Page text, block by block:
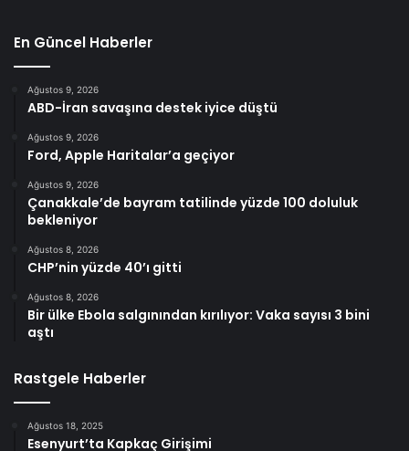
En Güncel Haberler
Ağustos 9, 2026
ABD-İran savaşına destek iyice düştü
Ağustos 9, 2026
Ford, Apple Haritalar’a geçiyor
Ağustos 9, 2026
Çanakkale’de bayram tatilinde yüzde 100 doluluk
bekleniyor
Ağustos 8, 2026
CHP’nin yüzde 40’ı gitti
Ağustos 8, 2026
Bir ülke Ebola salgınından kırılıyor: Vaka sayısı 3 bini
aştı
Rastgele Haberler
Ağustos 18, 2025
Esenyurt’ta Kapkaç Girişimi